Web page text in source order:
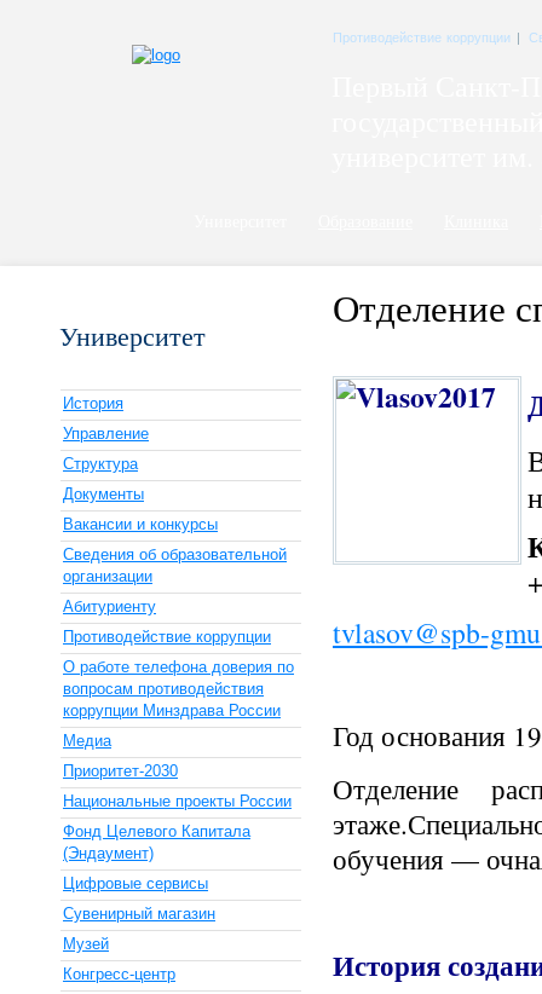
Противодействие коррупции |
Отделение
tvlasov@spb-
Год основания
Отделение
обучения —
История
Университет
История
Управление
Структура
Документы
Вакансии и конкурсы
Сведения об образовательной
организации
Абитуриенту
Противодействие коррупции
О работе телефона доверия по
вопросам противодействия
коррупции Минздрава России
Медиа
Приоритет-2030
Национальные проекты России
Фонд Целевого Капитала
(Эндаумент)
Цифровые сервисы
Сувенирный магазин
Музей
Конгресс-центр